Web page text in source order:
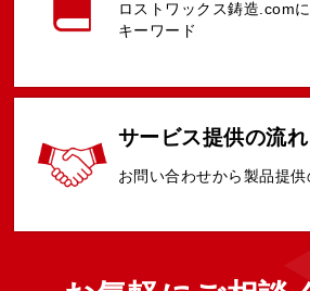
ロストワックス鋳造.comに
キーワード
サービス提供の流れ
お問い合わせから 製品提供